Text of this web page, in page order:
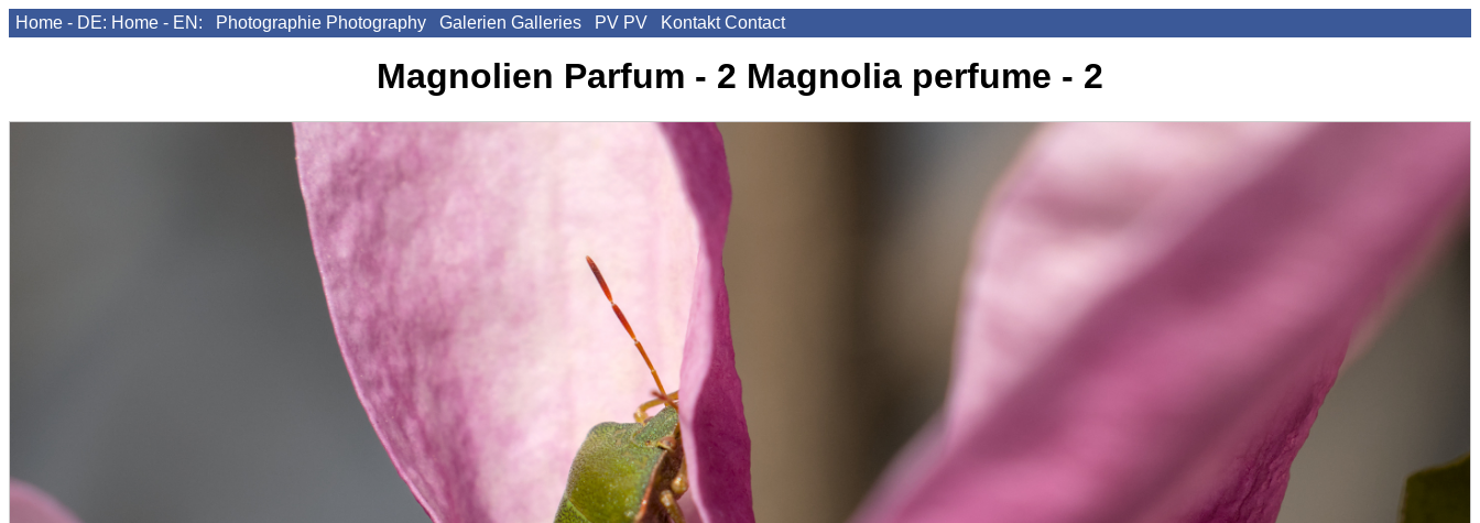
Home - DE: Home - EN: Photographie Photography Galerien Galleries PV PV Kontakt Contact
Magnolien Parfum - 2 Magnolia perfume - 2